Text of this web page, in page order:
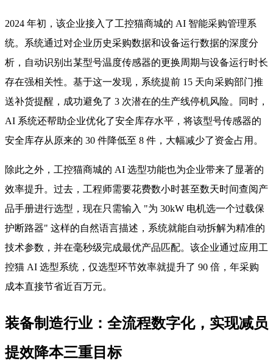
2024 年初，该企业接入了工控猫商城的 AI 智能采购管理系
统。系统通过对企业历史采购数据和设备运行数据的深度分
析，自动识别出某型号温度传感器的更换周期与设备运行时长
存在强相关性。基于这一发现，系统提前 15 天向采购部门推
送补货提醒，成功避免了 3 次潜在的生产线停机风险。同时，
AI 系统还帮助企业优化了安全库存水平，将该型号传感器的
安全库存从原来的 30 件降低至 8 件，大幅减少了资金占用。
除此之外，工控猫商城的 AI 选型功能也为企业带来了显著的
效率提升。过去，工程师需要花费数小时甚至数天时间查阅产
品手册进行选型，现在只需输入 "为 30kW 电机选一个过载保
护断路器" 这样的自然语言描述，系统就能自动拆解为精准的
技术参数，并在毫秒级完成最优产品匹配。该企业通过应用工
控猫 AI 选型系统，仅选型环节效率就提升了 90 倍，年采购
成本直接节省近百万元。
装备制造行业：全流程数字化，实现减员
提效降本三重目标